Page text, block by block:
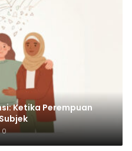
Ketika Perempuan
0